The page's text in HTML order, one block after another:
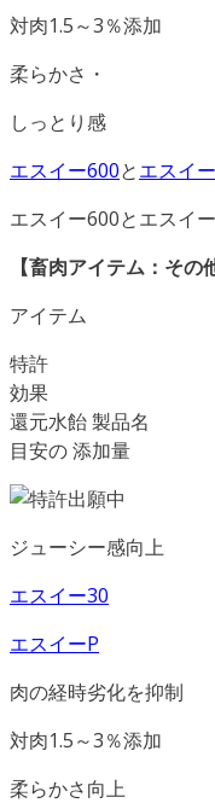
対肉1.5～3％添加
柔らかさ・
しっとり感
エスイー600とエスイ
エスイー600とエスイ
【畜肉アイテム：その
アイテム
特許
効果
還元水飴 製品名
目安の 添加量
ジューシー感向上
エスイー30
エスイーP
肉の経時劣化を抑制
対肉1.5～3％添加
柔らかさ向上